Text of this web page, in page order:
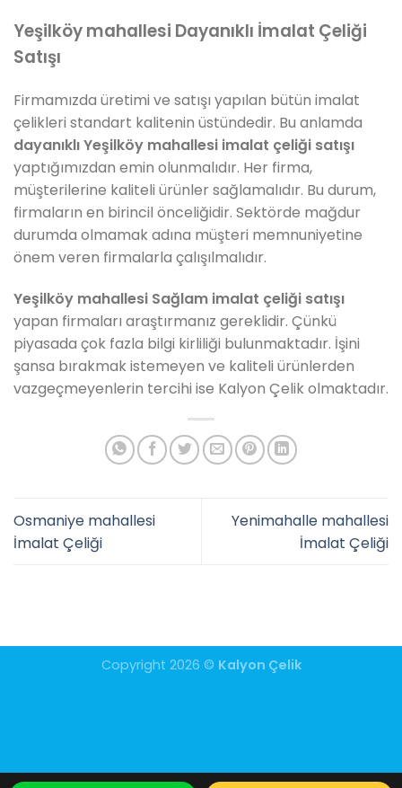
Yeşilköy mahallesi Dayanıklı İmalat Çeliği
Satışı
Firmamızda üretimi ve satışı yapılan bütün imalat
çelikleri standart kalitenin üstündedir. Bu anlamda
dayanıklı Yeşilköy mahallesi imalat çeliği satışı
yaptığımızdan emin olunmalıdır. Her firma,
müşterilerine kaliteli ürünler sağlamalıdır. Bu durum,
firmaların en birincil önceliğidir. Sektörde mağdur
durumda olmamak adına müşteri memnuniyetine
önem veren firmalarla çalışılmalıdır.
Yeşilköy mahallesi Sağlam imalat çeliği satışı
yapan firmaları araştırmanız gereklidir. Çünkü
piyasada çok fazla bilgi kirliliği bulunmaktadır. İşini
şansa bırakmak istemeyen ve kaliteli ürünlerden
vazgeçmeyenlerin tercihi ise Kalyon Çelik olmaktadır.
Osmaniye mahallesi
İmalat Çeliği
Yenimahalle mahallesi
İmalat Çeliği
Copyright 2026 © Kalyon Çelik